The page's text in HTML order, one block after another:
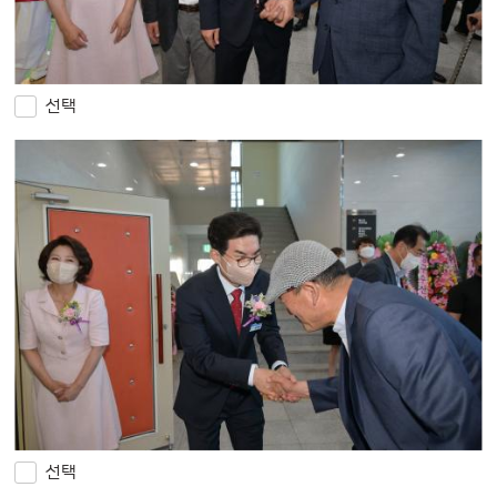
선택
선택